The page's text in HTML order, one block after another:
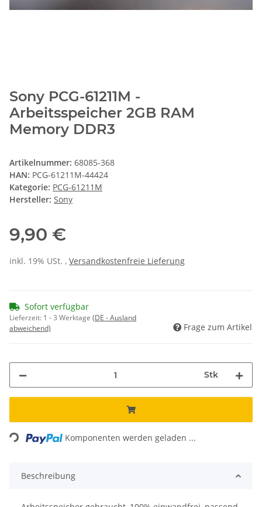
Sony PCG-61211M -
Arbeitsspeicher 2GB RAM
Memory DDR3
Artikelnummer: 68085-368
HAN: PCG-61211M-44424
Kategorie: PCG-61211M
Hersteller: Sony
9,90 €
inkl. 19% USt. , Versandkostenfreie Lieferung
Sofort verfügbar
Lieferzeit: 1 - 3 Werktage (DE - Ausland
abweichend)
Frage zum Artikel
Stk
Loading... Komponenten werden geladen ...
Beschreibung